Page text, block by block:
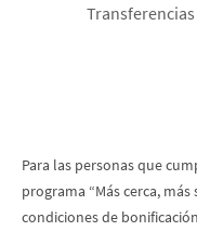
Para las personas que
programa “Más cerca,
condiciones de